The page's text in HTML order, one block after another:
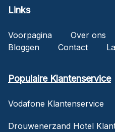
Links
Voorpagina Over ons
Bloggen
Contact
Populaire Klantenservice
Vodafone Klantenservice
Drouwenerzand Hotel